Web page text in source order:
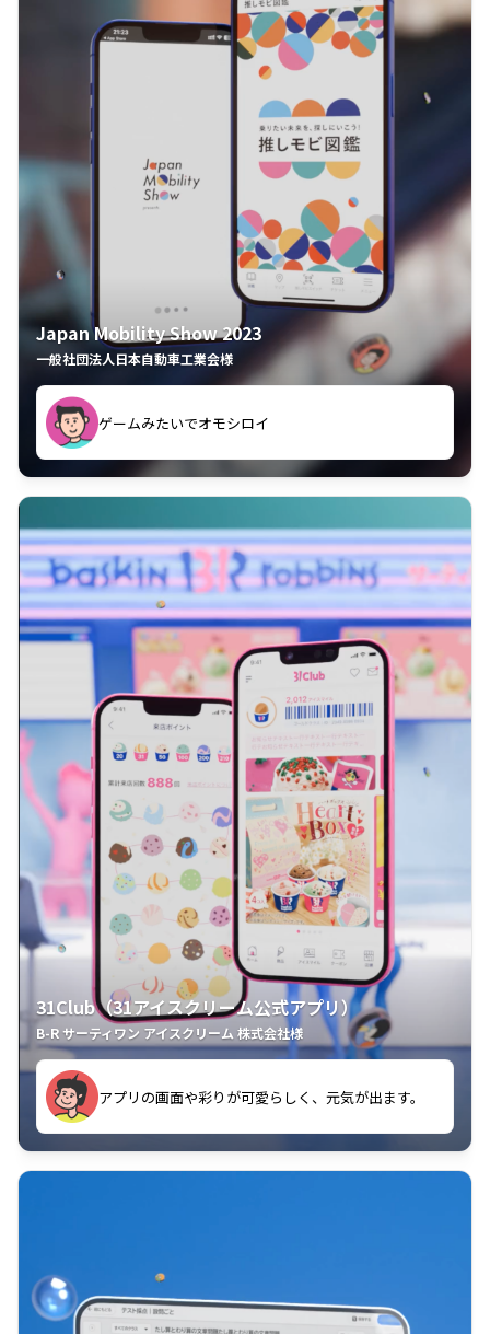
Japan Mobility Show 2023
一般社団法人日本自動車工業会様
31Club（31アイスクリーム公式アプリ）
B-R サーティワン アイスクリーム 株式会社様
アプリの画面や彩りが可愛らしく、元気が出ます。
クラスごとに特典があるようなので使うのが楽しいで
す。